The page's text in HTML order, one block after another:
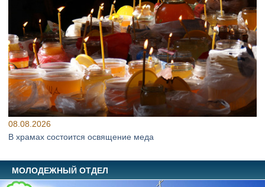
08.08.2026
В храмах состоится освящение меда
МОЛОДЕЖНЫЙ ОТДЕЛ